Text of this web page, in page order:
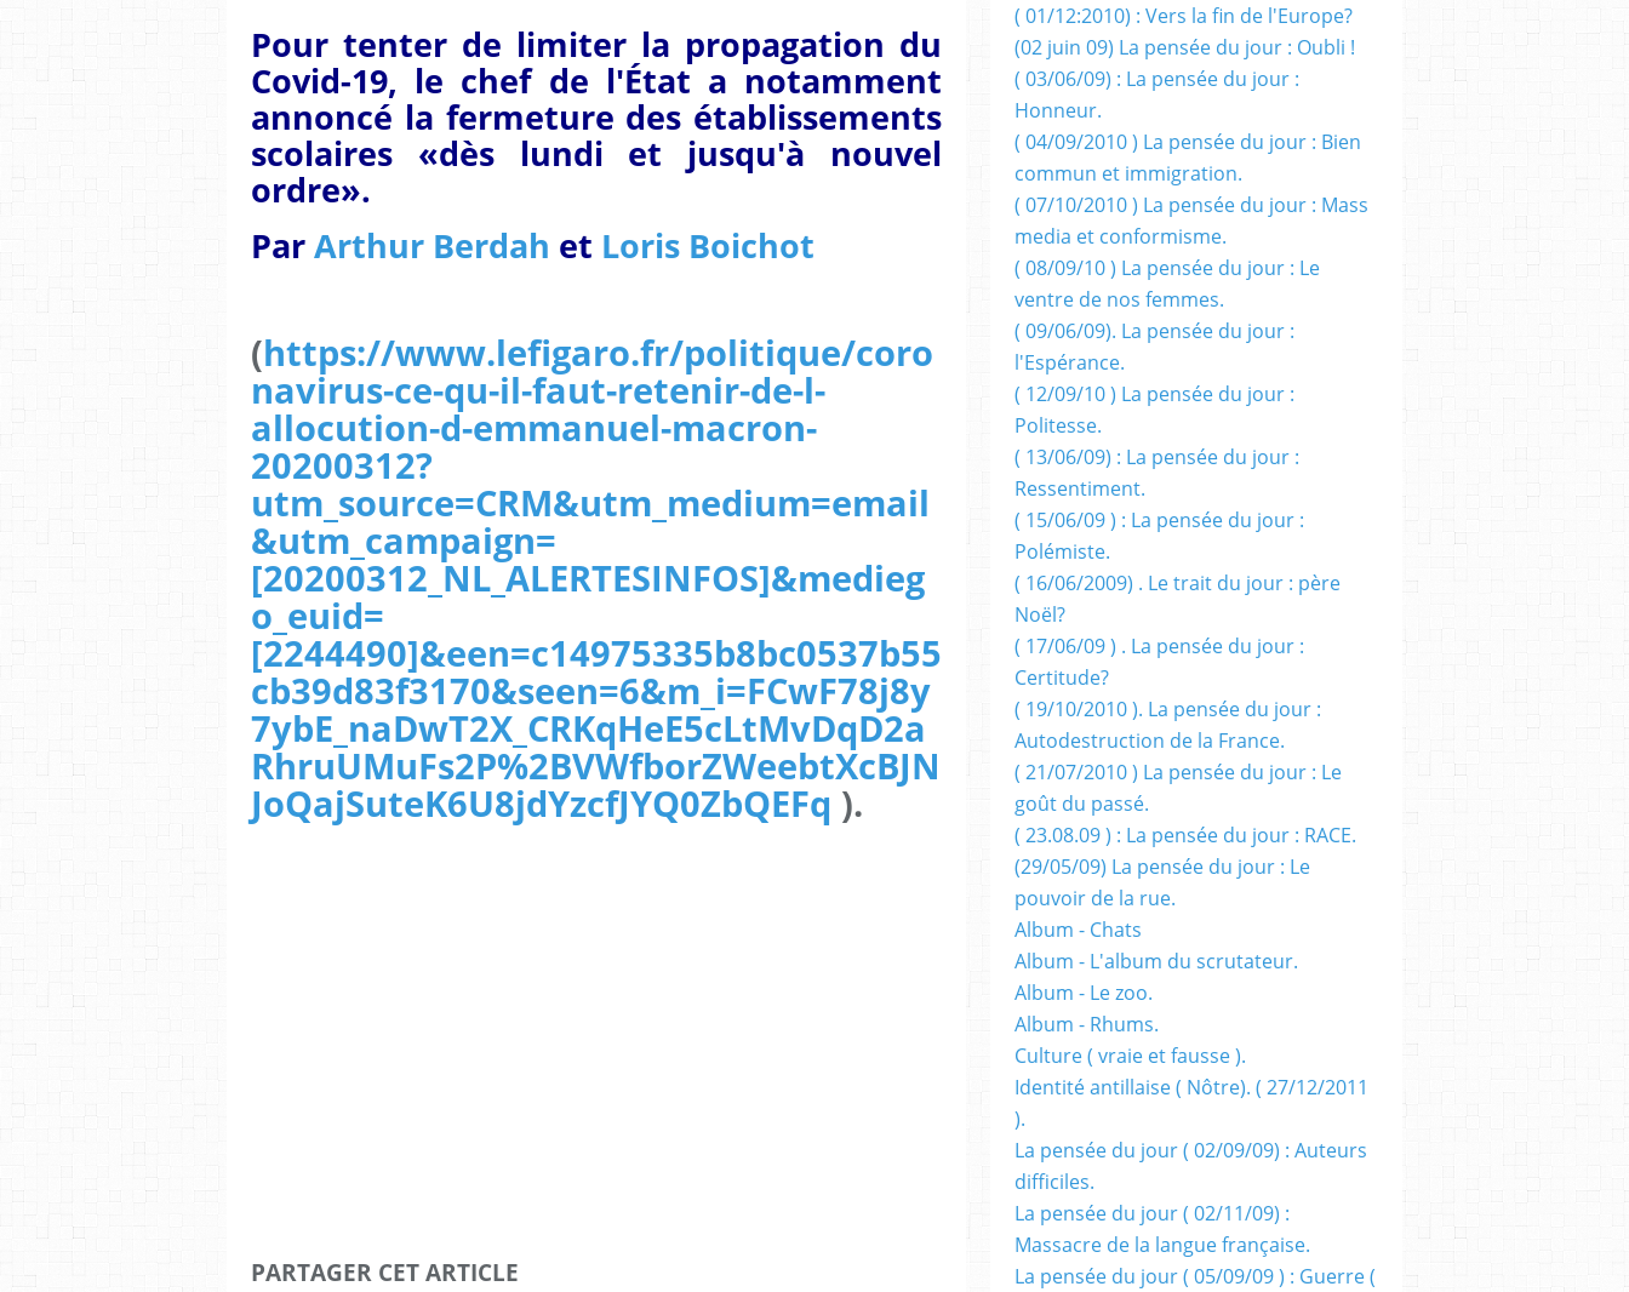
Pour tenter de limiter la propagation du
Covid-19, le chef de l'État a notamment
annoncé la fermeture des établissements
scolaires «dès lundi et jusqu'à nouvel
ordre».
ParArthur Berdah et Loris Boichot
(https://www.lefigaro.fr/politique/coro
navirus-ce-qu-il-faut-retenir-de-l-
allocution-d-emmanuel-macron-
20200312?
utm_source=CRM&utm_medium=email
&utm_campaign=
[20200312_NL_ALERTESINFOS]&medieg
o_euid=
[2244490]&een=c14975335b8bc0537b55
cb39d83f3170&seen=6&m_i=FCwF78j8y
7ybE_naDwT2X_CRKqHeE5cLtMvDqD2a
RhruUMuFs2P%2BVWfborZWeebtXcBJN
JoQajSuteK6U8jdYzcfJYQ0ZbQEFq ).
PARTAGER CET ARTICLE
( 01/12:2010) : Vers la fin de l'Europe?
(02 juin 09) La pensée du jour : Oubli !
( 03/06/09) : La pensée du jour :
Honneur.
( 04/09/2010 ) La pensée du jour : Bien
commun et immigration.
( 07/10/2010 ) La pensée du jour : Mass
media et conformisme.
( 08/09/10 ) La pensée du jour : Le
ventre de nos femmes.
( 09/06/09). La pensée du jour :
l'Espérance.
( 12/09/10 ) La pensée du jour :
Politesse.
( 13/06/09) : La pensée du jour :
Ressentiment.
( 15/06/09 ) : La pensée du jour :
Polémiste.
( 16/06/2009) . Le trait du jour : père
Noël?
( 17/06/09 ) . La pensée du jour :
Certitude?
( 19/10/2010 ). La pensée du jour :
Autodestruction de la France.
( 21/07/2010 ) La pensée du jour : Le
goût du passé.
( 23.08.09 ) : La pensée du jour : RACE.
(29/05/09) La pensée du jour : Le
pouvoir de la rue.
Album - Chats
Album - L'album du scrutateur.
Album - Le zoo.
Album - Rhums.
Culture ( vraie et fausse ).
Identité antillaise ( Nôtre). ( 27/12/2011
).
La pensée du jour ( 02/09/09) : Auteurs
difficiles.
La pensée du jour ( 02/11/09) :
Massacre de la langue française.
La pensée du jour ( 05/09/09 ) : Guerre (